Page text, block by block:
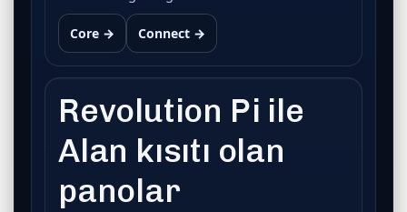
Core → Connect →
Revolution Pi ile
Alan kısıtı olan
panolar